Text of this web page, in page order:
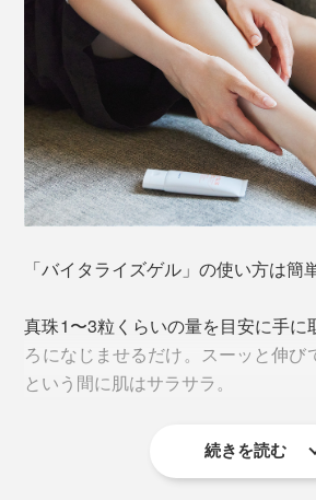
『VENEX』が開発したオリジナル
ナなどの鉱物「DPV576（※1）」。
「バイタライズゲル」の使い方は簡単
真珠1〜3粒くらいの量を目安に手に
ろになじませるだけ。スーッと伸び
という間に肌はサラサラ。
使う回数や時間帯に決まりはありま
続きを読む